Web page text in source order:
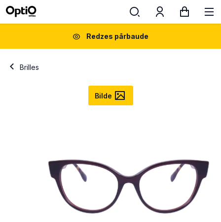
Redzes pārbaude
Brilles
Bilde